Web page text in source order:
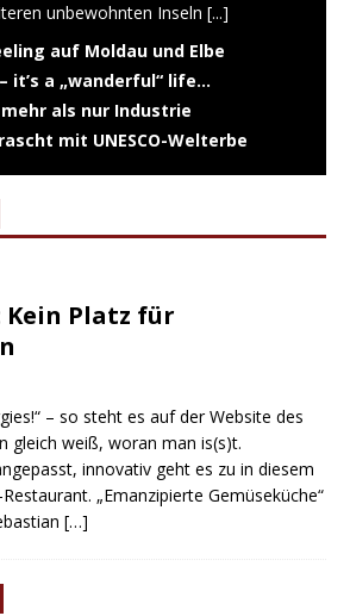
unbewohnten Inseln [...]
auf Moldau und Elbe
it’s a „wanderful“ life…
als nur Industrie
mit UNESCO-Welterbe
Kein Platz für
– so steht es auf der Website des
gleich weiß, woran man is(s)t.
innovativ geht es zu in diesem
„Emanzipierte Gemüseküche“
[…]